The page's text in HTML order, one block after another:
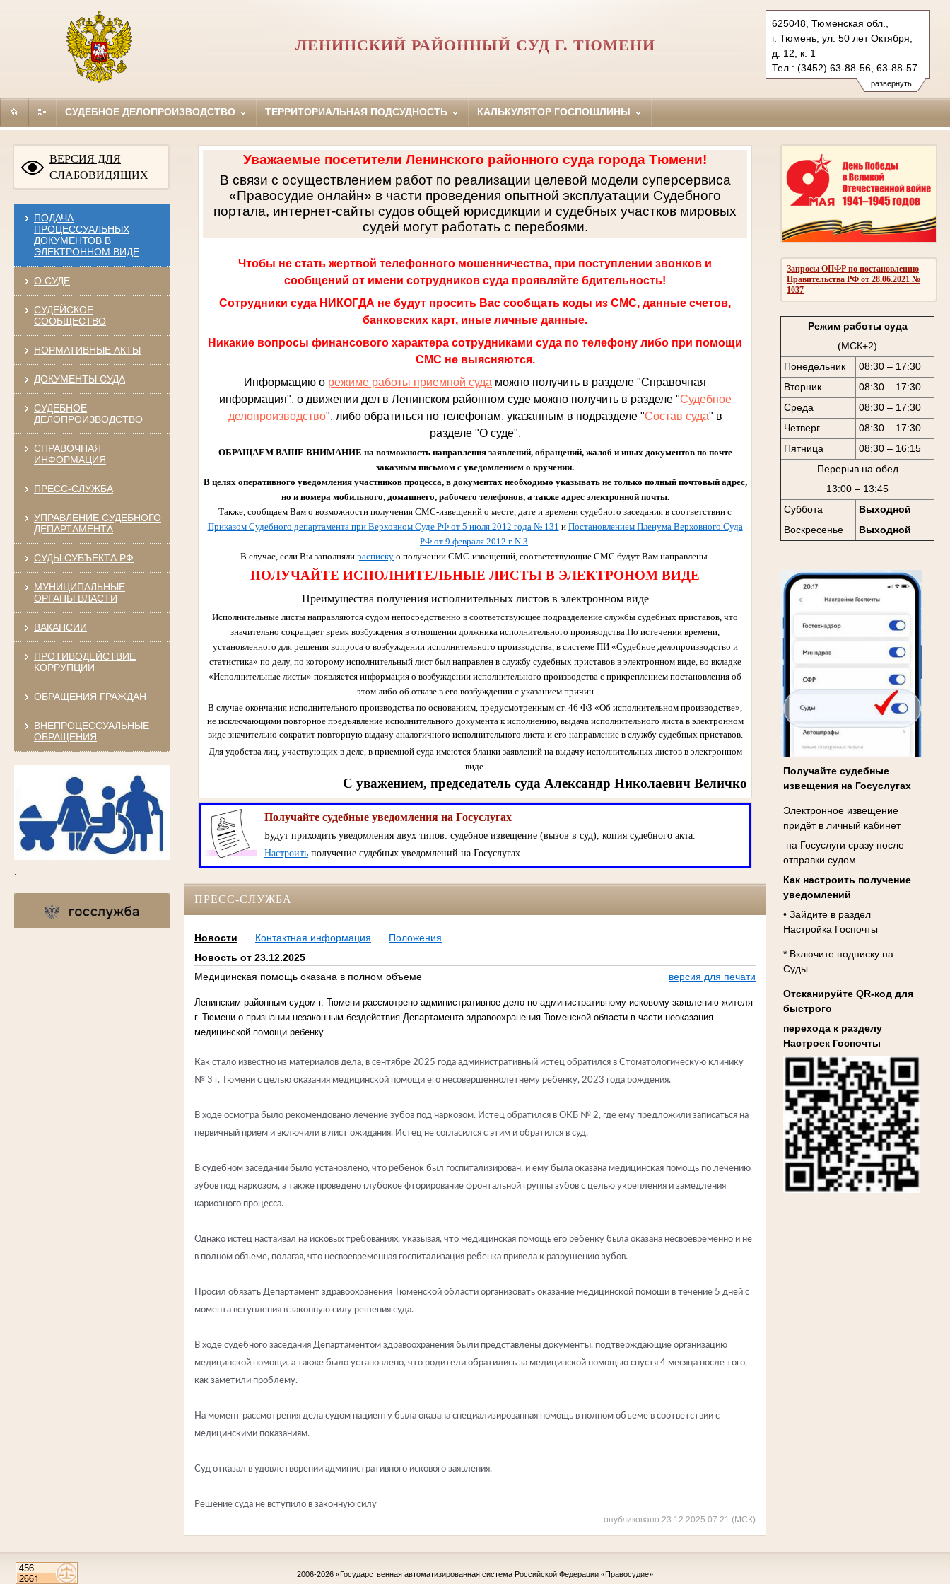
развернуть
625048, Тюменская обл.,
г. Тюмень, ул. 50 лет Октября,
д. 12, к. 1
Тел.: (3452) 63-88-56, 63-88-57
leninsky.tum@sudrf.ru
ЛЕНИНСКИЙ РАЙОННЫЙ СУД Г. ТЮМЕНИ
СУДЕБНОЕ ДЕЛОПРОИЗВОДСТВО ТЕРРИТОРИАЛЬНАЯ ПОДСУДНОСТЬ КАЛЬКУЛЯТОР ГОСПОШЛИНЫ
ВЕРСИЯ ДЛЯ
СЛАБОВИДЯЩИХ
ПОДАЧА
ПРОЦЕССУАЛЬНЫХ
ДОКУМЕНТОВ В
ЭЛЕКТРОННОМ ВИДЕ
О СУДЕ
СУДЕЙСКОЕ
СООБЩЕСТВО
НОРМАТИВНЫЕ АКТЫ
ДОКУМЕНТЫ СУДА
СУДЕБНОЕ
ДЕЛОПРОИЗВОДСТВО
СПРАВОЧНАЯ
ИНФОРМАЦИЯ
ПРЕСС-СЛУЖБА
УПРАВЛЕНИЕ СУДЕБНОГО
ДЕПАРТАМЕНТА
СУДЫ СУБЪЕКТА РФ
МУНИЦИПАЛЬНЫЕ
ОРГАНЫ ВЛАСТИ
ВАКАНСИИ
ПРОТИВОДЕЙСТВИЕ
КОРРУПЦИИ
ОБРАЩЕНИЯ ГРАЖДАН
ВНЕПРОЦЕССУАЛЬНЫЕ
ОБРАЩЕНИЯ
Запросы ОПФР по постановлению
Правительства РФ от 28.06.2021 №
1037
Режим работы суда
(МСК+2)
Понедельник
08:30 – 17:30
Вторник
08:30 – 17:30
Среда
08:30 – 17:30
Четверг
08:30 – 17:30
Пятница
08:30 – 16:15
Перерыв на обед
13:00 – 13:45
Суббота
Выходной
Воскресенье
Выходной
Получайте судебные
извещения на Госуслугах
Электронное извещение
придёт в личный кабинет
на Госуслуги сразу после
отправки судом
Как настроить получение
уведомлений
• Зайдите в раздел
Настройка Госпочты
* Включите подписку на
Суды
Отсканируйте QR-код для
быстрого
перехода к разделу
Настроек Госпочты
Уважаемые посетители Ленинского районного суда города Тюмени!
В связи с осуществлением работ по реализации целевой модели суперсервиса
«Правосудие онлайн» в части проведения опытной эксплуатации Судебного
портала, интернет-сайты судов общей юрисдикции и судебных участков мировых
судей могут работать с перебоями.
Чтобы не стать жертвой телефонного мошенничества, при поступлении звонков и
сообщений от имени сотрудников суда проявляйте бдительность!
Сотрудники суда НИКОГДА не будут просить Вас сообщать коды из СМС, данные счетов,
банковских карт, иные личные данные.
Никакие вопросы финансового характера сотрудниками суда по телефону либо при помощи
СМС не выясняются.
Информацию о режиме работы приемной суда можно получить в разделе "Справочная
информация", о движении дел в Ленинском районном суде можно получить в разделе "Судебное
делопроизводство", либо обратиться по телефонам, указанным в подразделе "Состав суда" в
разделе "О суде".
ОБРАЩАЕМ ВАШЕ ВНИМАНИЕ на возможность направления заявлений, обращений, жалоб и иных документов по почте
заказным письмом с уведомлением о вручении.
В целях оперативного уведомления участников процесса, в документах необходимо указывать не только полный почтовый адрес,
но и номера мобильного, домашнего, рабочего телефонов, а также адрес электронной почты.
Также, сообщаем Вам о возможности получения СМС-извещений о месте, дате и времени судебного заседания в соответствии с
Приказом Судебного департамента при Верховном Суде РФ от 5 июля 2012 года № 131 и Постановлением Пленума Верховного Суда
РФ от 9 февраля 2012 г. N 3
В случае, если Вы заполняли расписку о получении СМС-извещений, соответствующие СМС будут Вам направлены.
ПОЛУЧАЙТЕ ИСПОЛНИТЕЛЬНЫЕ ЛИСТЫ В ЭЛЕКТРОНОМ ВИДЕ
Преимущества получения исполнительных листов в электронном виде
Исполнительные листы направляются судом непосредственно в соответствующее подразделение службы судебных приставов, что
значительно сокращает время возбуждения в отношении должника исполнительного производства.По истечении времени,
установленного для решения вопроса о возбуждении исполнительного производства, в системе ПИ «Судебное делопроизводство и
статистика» по делу, по которому исполнительный лист был направлен в службу судебных приставов в электронном виде, во вкладке
«Исполнительные листы» появляется информация о возбуждении исполнительного производства с прикреплением постановления об
этом либо об отказе в его возбуждении с указанием причин
В случае окончания исполнительного производства по основаниям, предусмотренным ст. 46 ФЗ «Об исполнительном производстве»,
не исключающими повторное предъявление исполнительного документа к исполнению, выдача исполнительного листа в электронном
виде значительно сократит повторную выдачу аналогичного исполнительного листа и его направление в службу судебных приставов.
Для удобства лиц, участвующих в деле, в приемной суда имеются бланки заявлений на выдачу исполнительных листов в электронном
виде.
С уважением, председатель суда Александр Николаевич Величко
Получайте судебные уведомления на Госуслугах
Будут приходить уведомления двух типов: судебное извещение (вызов в суд), копия судебного акта.
Настроитьполучение судебных уведомлений на Госуслугах
ПРЕСС-СЛУЖБА
Новости Контактная информация
Положения
Новость от 23.12.2025
Медицинская помощь оказана в полном объеме
версия для печати
Ленинским районным судом г. Тюмени рассмотрено административное дело по административному исковому заявлению жителя
г. Тюмени о признании незаконным бездействия Департамента здравоохранения Тюменской области в части неоказания
медицинской помощи ребенку.
Как стало известно из материалов дела, в сентябре 2025 года административный истец обратился в Стоматологическую клинику
№ 3 г. Тюмени с целью оказания медицинской помощи его несовершеннолетнему ребенку, 2023 года рождения.
В ходе осмотра было рекомендовано лечение зубов под наркозом. Истец обратился в ОКБ № 2, где ему предложили записаться на
первичный прием и включили в лист ожидания. Истец не согласился с этим и обратился в суд.
В судебном заседании было установлено, что ребенок был госпитализирован, и ему была оказана медицинская помощь по лечению
зубов под наркозом, а также проведено глубокое фторирование фронтальной группы зубов с целью укрепления и замедления
кариозного процесса.
Однако истец настаивал на исковых требованиях, указывая, что медицинская помощь его ребенку была оказана несвоевременно и не
в полном объеме, полагая, что несвоевременная госпитализация ребенка привела к разрушению зубов.
Просил обязать Департамент здравоохранения Тюменской области организовать оказание медицинской помощи в течение 5 дней с
момента вступления в законную силу решения суда.
В ходе судебного заседания Департаментом здравоохранения были представлены документы, подтверждающие организацию
медицинской помощи, а также было установлено, что родители обратились за медицинской помощью спустя 4 месяца после того,
как заметили проблему.
На момент рассмотрения дела судом пациенту была оказана специализированная помощь в полном объеме в соответствии с
медицинскими показаниям.
Суд отказал в удовлетворении административного искового заявления.
Решение суда не вступило в законную силу
опубликовано 23.12.2025 07:21 (МСК)
2006-2026 «Государственная автоматизированная система Российской Федерации «Правосудие»